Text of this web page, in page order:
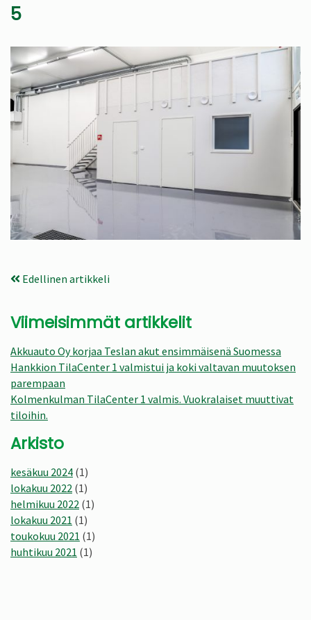
5
Edellinen artikkeli
Viimeisimmät artikkelit
Akkuauto Oy korjaa Teslan akut ensimmäisenä Suomessa
Hankkion TilaCenter 1 valmistui ja koki valtavan muutoksen
parempaan
Kolmenkulman TilaCenter 1 valmis. Vuokralaiset muuttivat
tiloihin.
Arkisto
kesäkuu 2024 (1)
lokakuu 2022 (1)
helmikuu 2022 (1)
lokakuu 2021 (1)
toukokuu 2021 (1)
huhtikuu 2021 (1)